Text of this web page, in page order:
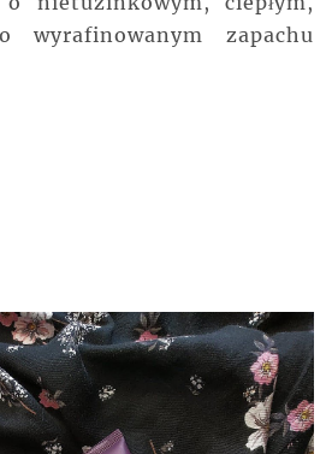
wyrafinowanym zapachu